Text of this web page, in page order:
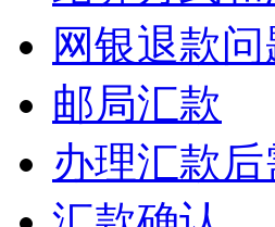
网银退款问
邮局汇款
办理汇款